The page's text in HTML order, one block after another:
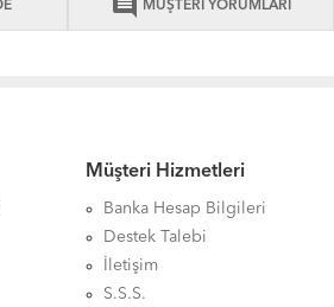
comment MÜŞTERİ YORUMLARI
Müşteri Hizmetleri
Banka Hesap Bilgileri
Destek Talebi
İletişim
S.S.S.